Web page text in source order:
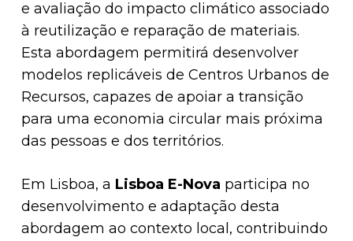
e avaliação do impacto climático associado
à reutilização e reparação de materiais.
Esta abordagem permitirá desenvolver
modelos replicáveis de Centros Urbanos de
Recursos, capazes de apoiar a transição
para uma economia circular mais próxima
das pessoas e dos territórios.
Em Lisboa, a Lisboa E-Nova participa no
desenvolvimento e adaptação desta
abordagem ao contexto local, contribuindo